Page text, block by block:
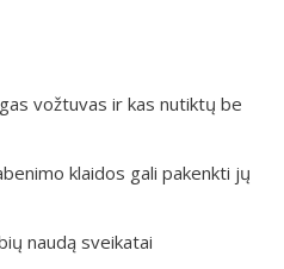
vožtuvas ir kas nutiktų be
klaidos gali pakenkti jų
naudą sveikatai